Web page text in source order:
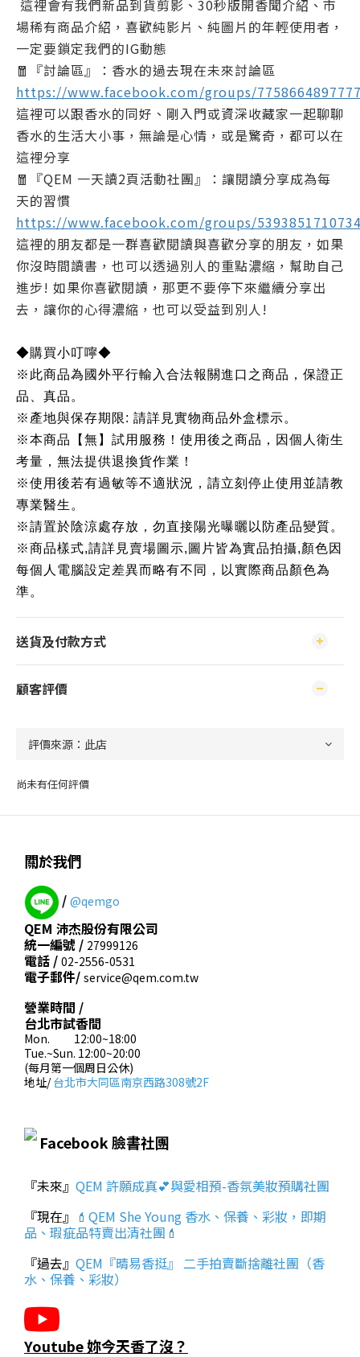
這裡會有我們新品到貨剪影、30秒版開香聞介紹、市
場稀有商品介紹，喜歡純影片、純圖片的年輕使用者，
一定要鎖定我們的IG動態
🧧『討論區』：香水的過去現在未來討論區
https://www.facebook.com/groups/
這裡可以跟香水的同好、剛入門或資深收藏家一起聊聊
香水的生活大小事，無論是心情，或是驚奇，都可以在
這裡分享
🧧『QEM 一天讀2頁活動社團』：讓閱讀分享成為每
天的習慣
https://www.facebook.com/groups/
這裡的朋友都是一群喜歡閱讀與喜歡分享的朋友，如果
你沒時間讀書，也可以透過別人的重點濃縮，幫助自己
進步! 如果你喜歡閱讀，那更不要停下來繼續分享出
去，讓你的心得濃縮，也可以受益到別人!
◆購買小叮嚀◆
※此商品為國外平行輸入合法報關進口之商品，保證正
品、真品。
※產地與保存期限: 請詳見實物商品外盒標示。
※本商品【無】試用服務！使用後之商品，因個人衛生
考量，無法提供退換貨作業！
※使用後若有過敏等不適狀況，請立刻停止使用並請教
專業醫生。
※請置於陰涼處存放，勿直接陽光曝曬以防產品變質。
※商品樣式,請詳見賣場圖示,圖片皆為實品拍攝,顏色因
每個人電腦設定差異而略有不同，以實際商品顏色為
準。
送貨及付款方式
顧客評價
尚未有任何評價
關於我們
/ @qemgo
QEM 沛杰股份有限公司
統一編號 / 27999126
電話 / 02-2556-0531
電子郵件/ service@qem.com.tw
營業時間 /
台北市試香間
Mon. 12:00~18:00
Tue.~Sun. 12:00~20:00
(每月第一個周日公休)
地址/台北市大同區南京西路308號2F
Facebook 臉書社團
『未來』 QEM 許願成真💕與愛相預-香氛美妝預購社團
『現在』 💄QEM She Young 香水、保養、彩妝，即期
品、瑕疵品特賣出清社團💄
『過去』 QEM『晴易香挺』 二手拍賣斷捨離社團（香
水、保養、彩妝）
Youtube 妳今天香了沒？